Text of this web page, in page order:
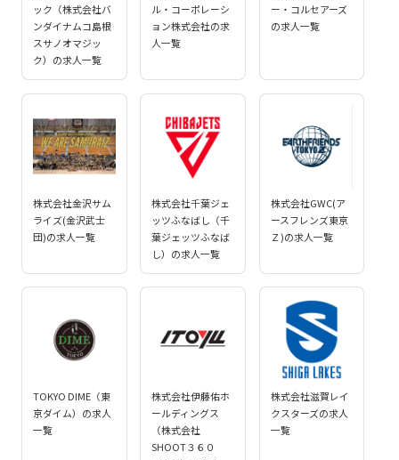
ック（株式会社バ
ンダイナムコ島根
スサノオマジッ
ク）の求人一覧
ル・コーポレーシ
ョン株式会社の求
人一覧
ー・コルセアーズ
の求人一覧
株式会社金沢サム
ライズ(金沢武士
団)の求人一覧
株式会社千葉ジェ
ッツふなばし（千
葉ジェッツふなば
し）の求人一覧
株式会社GWC(ア
ースフレンズ東京
Ｚ)の求人一覧
TOKYO DIME（東
京ダイム）の求人
一覧
株式会社伊藤佑ホ
ールディングス
（株式会社
SHOOT３６０
株式会社滋賀レイ
クスターズの求人
一覧